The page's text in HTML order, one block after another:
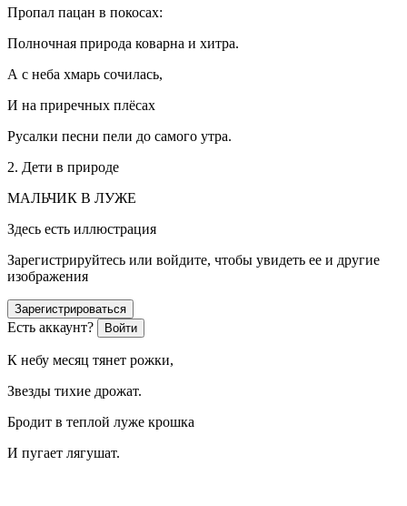
Пропал пацан в покосах:
Полночная природа коварна и хитра.
А с неба хмарь сочилась,
И на приречных плёсах
Русалки песни пели до самого утра.
2. Дети в природе
МАЛЬЧИК В ЛУЖЕ
Здесь есть иллюстрация
Зарегистрируйтесь или войдите, чтобы увидеть ее и другие
изображения
Зарегистрироваться
Есть аккаунт? Войти
К небу месяц тянет рожки,
Звезды тихие дрожат.
Бродит в теплой луже крошка
И пугает лягушат.